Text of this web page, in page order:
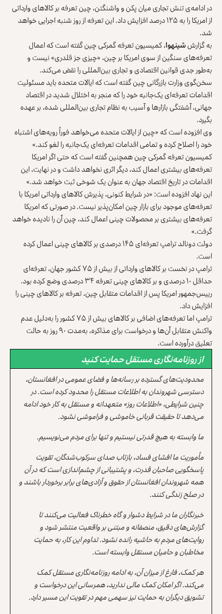
در ادامه‌ی تنش تجاری میان پکن و واشنگتن، چین تعرفه بر کالاهای وارداتی
از امریکا را به ۱۲۵ درصد افزایش داد. این تعرفه از روز شنبه اجرایی خواهد
شد.
به گزارششینهوا، کمیسیون تعرفه گمرکی چین گفته است که اعمال
تعرفه‌های سنگین از سوی امریکا بر چین، «چیزی جز قلدری» نیست و
به‌طور جدی قوانین اقتصادی و تجاری بین‌المللی را نقض می‌کند.
سخن‌گوی وزارت بازرگانی چین گفته است که ایالات متحده باید مسئولیت
اقدامات تعرفه‌ای یک‌جانبه خود را که منجر به اختلال شدید در اقتصاد
جهانی، آشفتگی بازارها و آسیب به نظام تجاری بین‌المللی شده، بر عهده
بگیرد.
وی افزوده است که «چین از ایالات متحده می‌خواهد فوراً رویه‌های اشتباه
خود را اصلاح کرده و تمامی اقدامات تعرفه‌ای یک‌جانبه را لغو کند.»
کمیسیون تعرفه گمرکی چین همچنین گفته است که حتی اگر امریکا
تعرفه‌های بیشتری اعمال کند، دیگر اثری نخواهد داشت و در نهایت، این
اقدامات در تاریخ اقتصاد جهان به عنوان یک شوخی ثبت خواهد شد.»
این نهاد افزوده است: «در شرایط کنونی، پذیرش کالاهای وارداتی امریکا با
تعرفه‌های موجود برای بازار چین امکان‌پذیر نیست. در صورتی که امریکا
تعرفه‌های بیشتری بر محصولات چینی اعمال کند، چین آن را نادیده خواهد
گرفت.»
دولت دونالد ترامپ تعرفه‌ای ۱۴۵ درصدی بر کالاهای چینی اعمال کرده
است.
ترامپ در نخست بر کالاهای وارداتی از بیش از ۷۵ کشور جهان، تعرفه‌ای
حداقل ۱۰ درصدی و بر کالاهای چینی تعرفه ۳۴ درصدی وضع کرده بود.
رییس‌جمهور امریکا پس از اقدامات متقابل چین، تعرفه بر کالاهای چینی را
افزایش داد.
ترامپ اما تعرفه‌های اضافی بر کالاهای بیش از ۷۵ کشور را به‌دلیل عدم
واکنش متقابل آن‌ها و درخواست برای مذاکره، به‌مدت ۹۰ روز به حالت
تعلیق درآورده است.
از روزنامه‌نگاری مستقل حمایت کنید
محدودیت‌های گسترده بر رسانه‌ها و فضای عمومی در افغانستان،
دسترسی شهروندان به اطلاعات مستقل را محدود کرده است. در
چنین شرایطی، «اطلاعات روز» متعهدانه و مستقل به کار خود ادامه
می‌دهد تا حقیقت قربانی خاموشی و فراموشی نشود.
ما وابسته به هیچ قدرتی نیستیم و تنها برای مردم می‌نویسیم.
مأموریت ما افشای فساد، بازتاب صدای سرکوب‌شدگان، تقویت
پاسخگویی صاحبان قدرت، و پشتیبانی از چشم‌اندازی است که در آن
همه شهروندان افغانستان از حقوق و آزادی‌های برابر برخوردار باشند و
در صلح زندگی کنند.
خبرنگاران ما در شرایط دشوار و گاه خطرناک فعالیت می‌کنند تا
گزارش‌های دقیق، منصفانه و مبتنی بر واقعیت منتشر شود و
روایت‌های مردم به حاشیه رانده نشود. تداوم این کار، به حمایت
مخاطبان و حامیان مستقل وابسته است.
هر کمک، فارغ از میزان آن، به ادامه روزنامه‌نگاری مستقل کمک
می‌کند. اگر امکان کمک مالی ندارید، همرسانی این درخواست و
تشویق دیگران به حمایت نیز سهمی مهم در تقویت این مسیر دارد.